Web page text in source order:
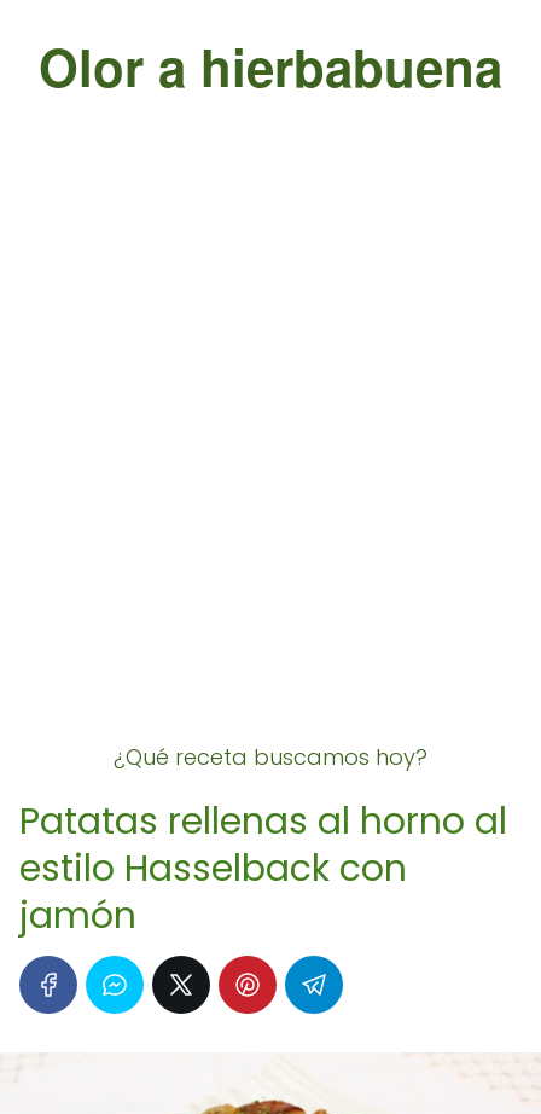
Olor a hierbabuena
¿Qué receta buscamos hoy?
Patatas rellenas al horno al
estilo Hasselback con
jamón